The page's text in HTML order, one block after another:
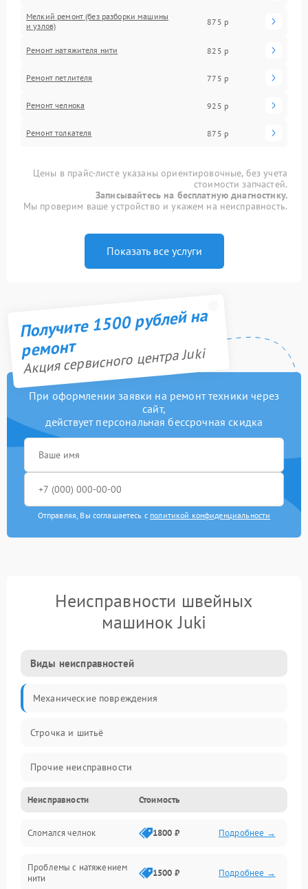
Мелкий ремонт (без разборки машины
и узлов)
875 р
Ремонт натяжителя нити 825 р
Ремонт петлителя 775 р
Ремонт челнока 925 р
Ремонт толкателя 875 р
Цены в прайс-листе указаны ориентировочные, без учета
стоимости запчастей.
Записывайтесь на бесплатную диагностику.
Мы проверим ваше устройство и укажем на неисправность.
Показать все услуги
Получите 1500 рублей на
ремонт
Акция сервисного центра Juki
При оформлении заявки на ремонт техники через
сайт,
действует персональная бессрочная скидка
Отправляя, Вы соглашаетесь с политикой конфиденциальности
Неисправности швейных
машинок Juki
Виды неисправностей
Механические повреждения
Строчка и шитьё
Прочие неисправности
Электроника
Управление и электроника
Подача ткани
Неисправности Стоимость
Сломался челнок 1800 ₽ Подробнее →
Проблемы с натяжением
нити
1500 ₽ Подробнее →